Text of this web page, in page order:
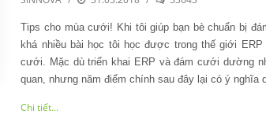
Tips cho mùa cưới! Khi tôi giúp bạn bè chuẩn bị
khá nhiều bài học tôi học được trong thế giới
cưới. Mặc dù triển khai ERP và đám cưới dường
quan, nhưng năm điểm chính sau đây lại có ý nghĩa
Chi tiết...